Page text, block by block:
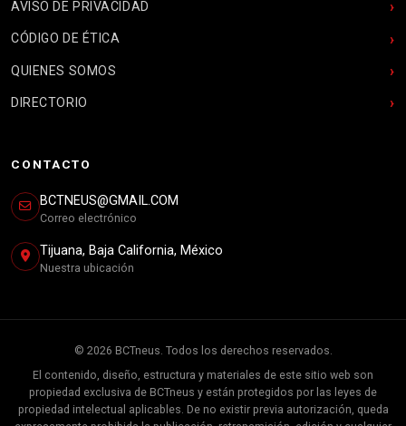
AVISO DE PRIVACIDAD
CÓDIGO DE ÉTICA
QUIENES SOMOS
DIRECTORIO
CONTACTO
BCTNEUS@GMAIL.COM
Correo electrónico
Tijuana, Baja California, México
Nuestra ubicación
© 2026 BCTneus. Todos los derechos reservados.
El contenido, diseño, estructura y materiales de este sitio web son
propiedad exclusiva de BCTneus y están protegidos por las leyes de
propiedad intelectual aplicables. De no existir previa autorización, queda